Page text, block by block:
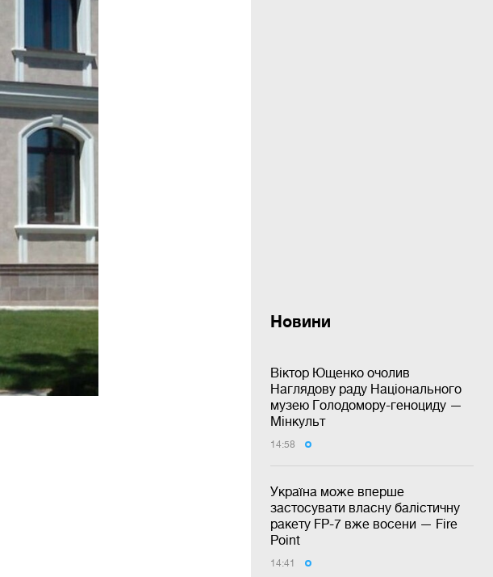
Новини
Віктор Ющенко очолив
Наглядову раду Національного
музею Голодомору-геноциду —
Мінкульт
14:58
Україна може вперше
застосувати власну балістичну
ракету FP-7 вже восени — Fire
Point
14:41